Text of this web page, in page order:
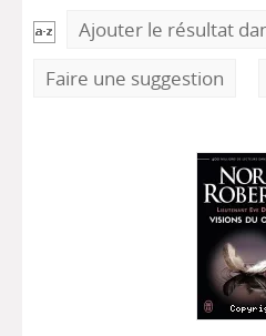
Ajouter le résultat
Faire une suggestion